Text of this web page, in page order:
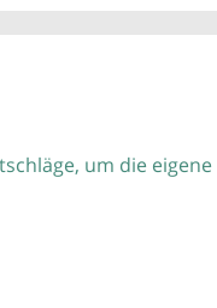
um die